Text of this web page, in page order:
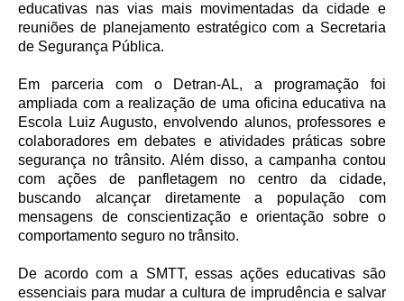
educativas nas vias mais movimentadas da cidade e
reuniões de planejamento estratégico com a Secretaria
de Segurança Pública.
Em parceria com o Detran-AL, a programação foi
ampliada com a realização de uma oficina educativa na
Escola Luiz Augusto, envolvendo alunos, professores e
colaboradores em debates e atividades práticas sobre
segurança no trânsito. Além disso, a campanha contou
com ações de panfletagem no centro da cidade,
buscando alcançar diretamente a população com
mensagens de conscientização e orientação sobre o
comportamento seguro no trânsito.
De acordo com a SMTT, essas ações educativas são
essenciais para mudar a cultura de imprudência e salvar